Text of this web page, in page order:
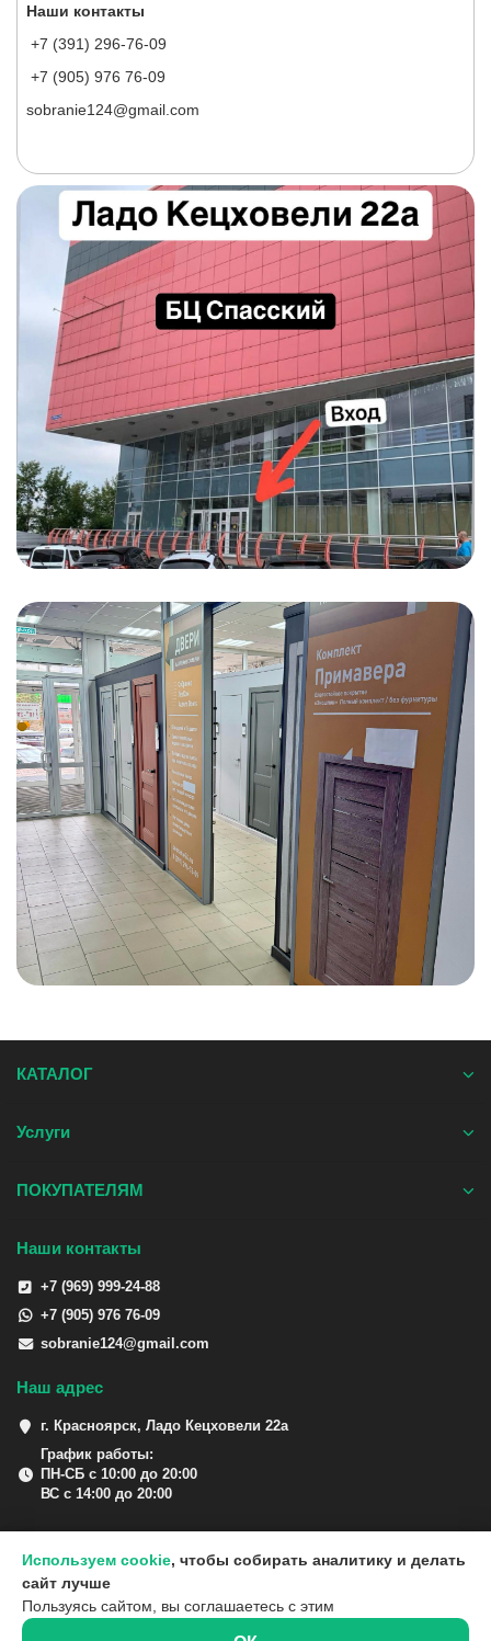
Наши контакты
+7 (391) 296-76-09
+7 (905) 976 76-09
sobranie124@gmail.com
КАТАЛОГ
Услуги
ПОКУПАТЕЛЯМ
Наши контакты
+7 (969) 999-24-88
+7 (905) 976 76-09
sobranie124@gmail.com
Наш адрес
г. Красноярск, Ладо Кецховели 22а
График работы:
ПН-СБ с 10:00 до 20:00
ВС с 14:00 до 20:00
Используем cookie, чтобы собирать аналитику и делать
сайт лучше
Пользуясь сайтом, вы соглашаетесь с этим